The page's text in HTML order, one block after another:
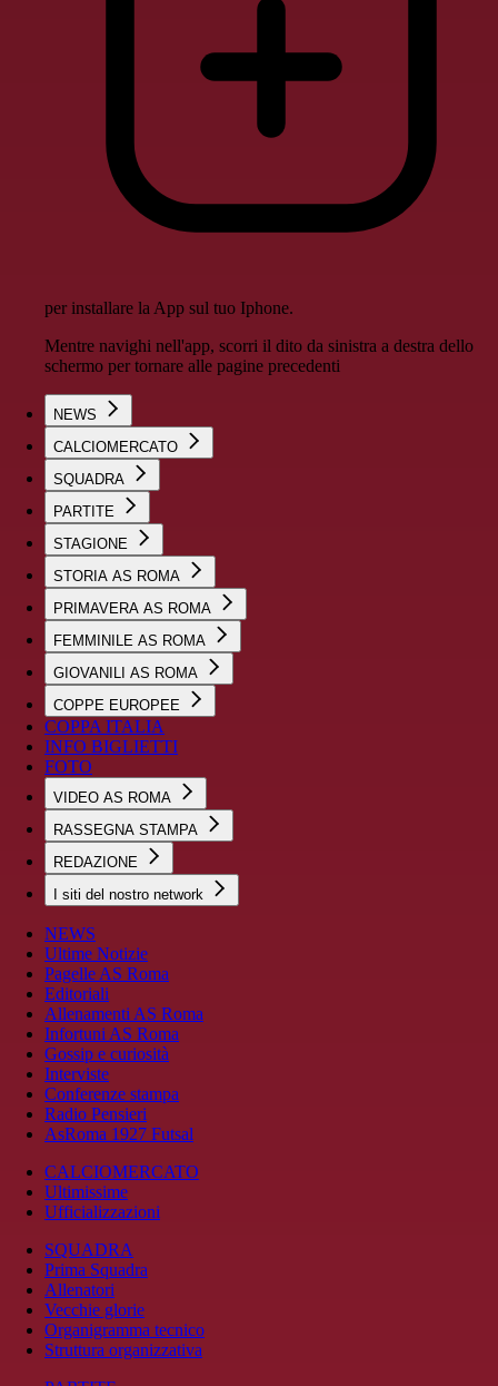
per installare la App sul tuo Iphone.
Mentre navighi nell'app, scorri il dito da sinistra a destra dello
schermo per tornare alle pagine precedenti
NEWS
CALCIOMERCATO
SQUADRA
PARTITE
STAGIONE
STORIA AS ROMA
PRIMAVERA AS ROMA
FEMMINILE AS ROMA
GIOVANILI AS ROMA
COPPE EUROPEE
COPPA ITALIA
INFO BIGLIETTI
FOTO
VIDEO AS ROMA
RASSEGNA STAMPA
REDAZIONE
I siti del nostro network
NEWS
Ultime Notizie
Pagelle AS Roma
Editoriali
Allenamenti AS Roma
Infortuni AS Roma
Gossip e curiosità
Interviste
Conferenze stampa
Radio Pensieri
AsRoma 1927 Futsal
CALCIOMERCATO
Ultimissime
Ufficializzazioni
SQUADRA
Prima Squadra
Allenatori
Vecchie glorie
Organigramma tecnico
Struttura organizzativa